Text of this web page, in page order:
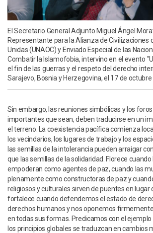
El Secretario General Adjunto Miguel Ángel
Representante para la Alianza de Civilizaciones
Unidas (UNAOC) y Enviado Especial de las
Combatir la Islamofobia, intervino en el evento
el fin de las guerras y el respeto del derecho
Sarajevo, Bosnia y Herzegovina, el 17 de octubre
Sin embargo, las reuniones simbólicas y los
importantes que sean, deben traducirse en un
el terreno. La coexistencia pacífica comienza
los vecindarios, los lugares de trabajo y los
las semillas de la intolerancia pueden arraigar
que las semillas de la solidaridad. Florece
empoderan como agentes de paz, cuando las
plenamente como constructoras de paz y
religiosos y culturales sirven de puentes en lugar
fortalece cuando defendemos el estado de
derechos humanos y nos oponemos
en todas sus formas. Predicamos con el
los principios globales se traduzcan en cambios